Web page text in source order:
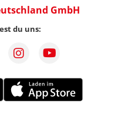
GmbH
du uns: